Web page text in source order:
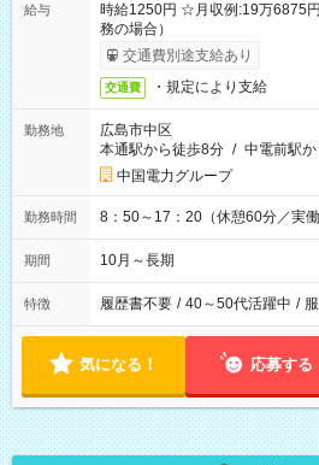
給与
時給1250円 ☆月収例:19万6875
務の場合）
交通費別途支給あり
交通費 ・規定により支給
勤務地
広島市中区
本通駅から徒歩8分 / 中電前駅
中国電力グループ
勤務時間 8：50～17：20（休憩60分／実働
期間 10月～長期
特徴 履歴書不要 / 40～50代活躍中 /
気になる！ 応募する